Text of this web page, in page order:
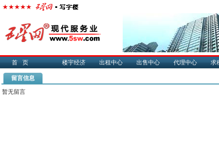
首页 楼宇经济 出租中心 出售中心 代理中心 求
留言信息
暂无留言